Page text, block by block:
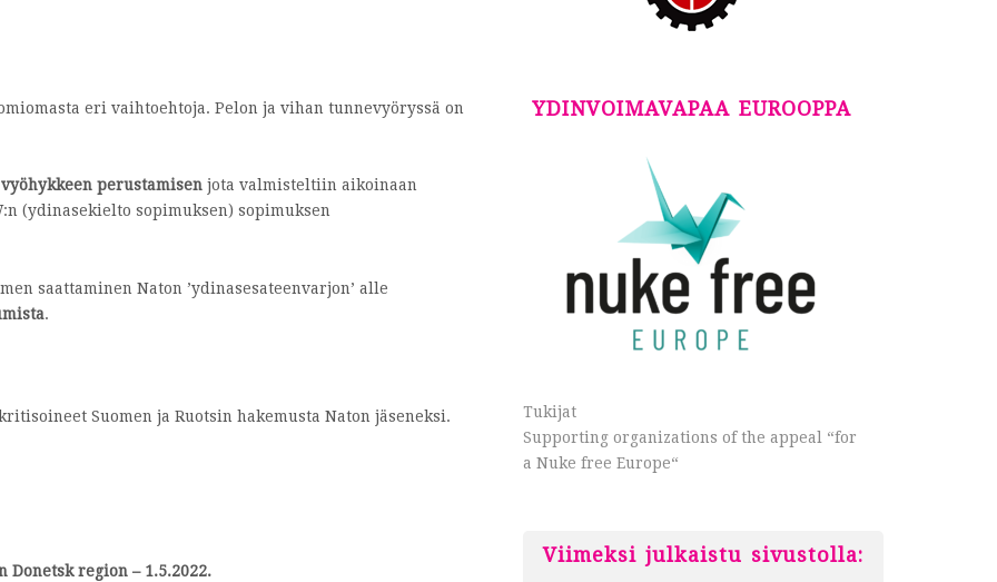
eri vaihtoehtoja. Pelon ja vihan tunnevyöryssä on
perustamisen jota valmisteltiin aikoinaan
(ydinasekielto sopimuksen) sopimuksen
saattaminen Naton ’ydinasesateenvarjon’ alle
.
Suomen ja Ruotsin hakemusta Naton jäseneksi.
region – 1.5.2022.
YDINVOIMAVAPAA EUROOPPA
Tukijat
Supporting organizations of the appeal “for
a Nuke free Europe“
Viimeksi julkaistu sivustolla: